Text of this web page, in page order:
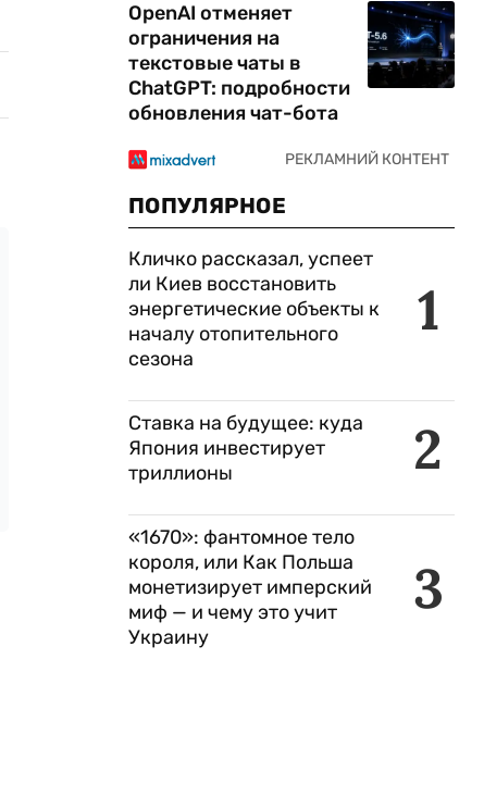
OpenAI отменяет
ограничения на
текстовые чаты в
ChatGPT: подробности
обновления чат-бота
ПОПУЛЯРНОЕ
1
Кличко рассказал, успеет
ли Киев восстановить
энергетические объекты к
началу отопительного
сезона
2
Ставка на будущее: куда
Япония инвестирует
триллионы
3
«1670»: фантомное тело
короля, или Как Польша
монетизирует имперский
миф — и чему это учит
Украину